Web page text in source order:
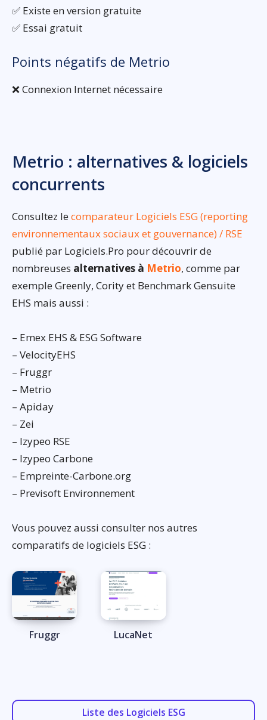
✅ Existe en version gratuite
✅ Essai gratuit
Points négatifs de Metrio
❌ Connexion Internet nécessaire
Metrio : alternatives & logiciels
concurrents
Consultez lecomparateur Logiciels ESG (reporting
environnementaux sociaux et gouvernance) / RSE
publié par Logiciels.Pro pour découvrir de
nombreuses alternatives à Metrio, comme par
exemple Greenly, Cority et Benchmark Gensuite
EHS mais aussi :
– Emex EHS & ESG Software
– VelocityEHS
– Fruggr
– Metrio
– Apiday
– Zei
– Izypeo RSE
– Izypeo Carbone
– Empreinte-Carbone.org
– Previsoft Environnement
Vous pouvez aussi consulter nos autres
comparatifs de logiciels ESG :
Fruggr LucaNet
Liste des Logiciels ESG